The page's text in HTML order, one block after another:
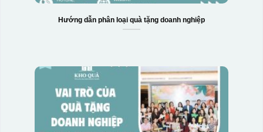
Hướng dẫn phân loại quà tặng doanh nghiệp